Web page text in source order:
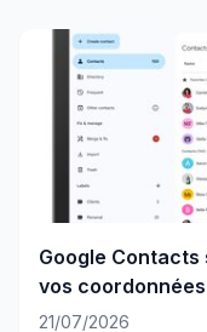
Google
vos coordonnées
21/07/2026